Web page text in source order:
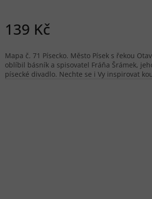
139 Kč
Mapa č. 71 Písecko. Město Písek s řekou
oblíbil básník a spisovatel Fráňa Šrámek,
písecké divadlo. Nechte se i Vy inspirovat